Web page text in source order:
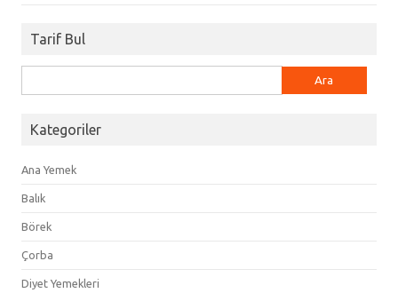
Tarif Bul
Kategoriler
Ana Yemek
Balık
Börek
Çorba
Diyet Yemekleri